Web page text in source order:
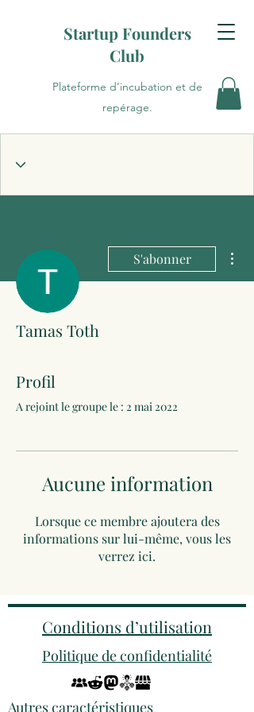
Startup Founders
Club
Plateforme d’incubation et de
repérage.
S'abonner
Tamas Toth
Profil
A rejoint le groupe le : 2 mai 2022
Aucune information
Lorsque ce membre ajoutera des
informations sur lui-même, vous les
verrez ici.
Conditions d’utilisation
Politique de confidentialité
Autres caractéristiques